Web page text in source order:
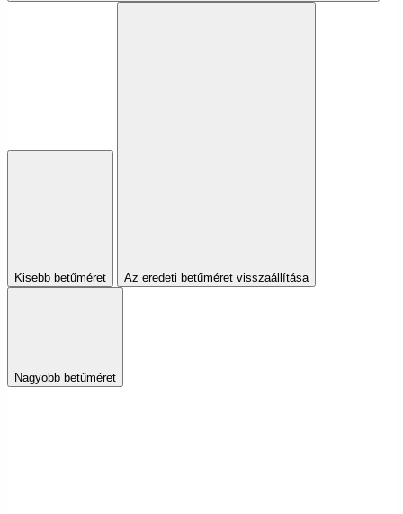
Kisebb betűméret Az eredeti betűméret visszaállítása
Nagyobb betűméret